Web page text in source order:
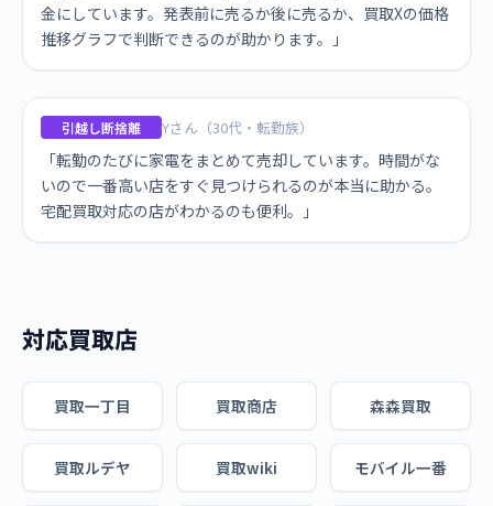
金にしています。発表前に売るか後に売るか、買取Xの価格
推移グラフで判断できるのが助かります。」
引越し断捨離 Yさん（30代・転勤族）
「転勤のたびに家電をまとめて売却しています。時間がな
いので一番高い店をすぐ見つけられるのが本当に助かる。
宅配買取対応の店がわかるのも便利。」
対応買取店
買取一丁目 買取商店 森森買取
買取ルデヤ 買取wiki モバイル一番